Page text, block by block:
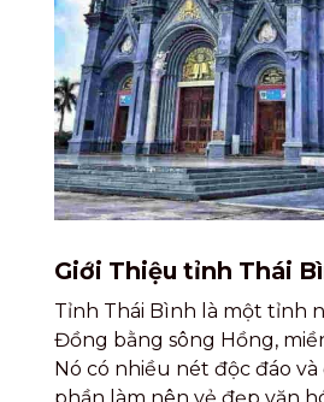
Giới Thiệu tỉnh Thái
Tỉnh Thái Bình là một tỉnh
Đồng bằng sông Hồng,
Nó có nhiều nét độc đáo và